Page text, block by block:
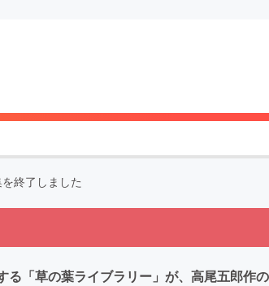
終了しました
「草の葉ライブラリー」が、高尾五郎作